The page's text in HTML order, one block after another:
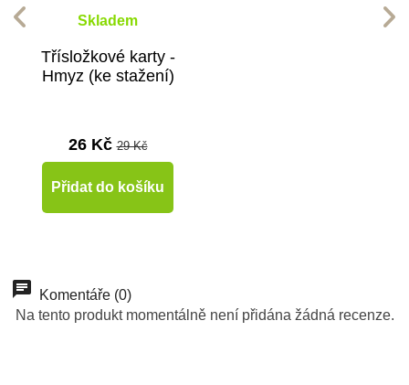
Skladem
Třísložkové karty -
Hmyz (ke stažení)
26 Kč29 Kč
Přidat do košíku
Komentáře (0)
Na tento produkt momentálně není přidána žádná recenze.